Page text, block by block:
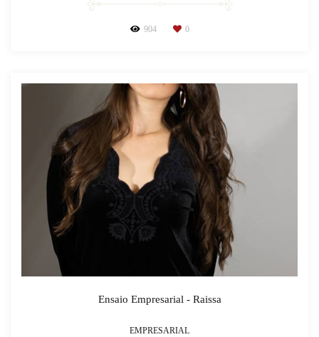
904 0
Ensaio Empresarial - Raissa
EMPRESARIAL